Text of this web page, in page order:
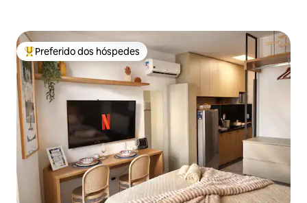
Entre os melhores preferidos dos hóspedes
Preferido dos hóspedes